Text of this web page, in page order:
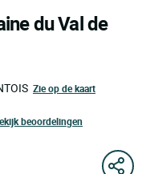
du Val de
Zie op de kaart
beoordelingen